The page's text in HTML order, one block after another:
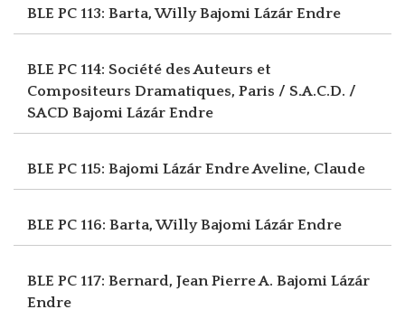
BLE PC 113: Barta, WillyBajomi Lázár Endre
BLE PC 114: Société des Auteurs et
Compositeurs Dramatiques, Paris / S.A.C.D. /
SACD Bajomi Lázár Endre
BLE PC 115: Bajomi Lázár EndreAveline, Claude
BLE PC 116: Barta, WillyBajomi Lázár Endre
BLE PC 117: Bernard, Jean Pierre A. Bajomi Lázár
Endre